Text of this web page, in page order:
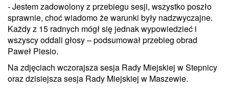
- Jestem zadowolony z przebiegu sesji, wszystko poszło
sprawnie, choć wiadomo że warunki były nadzwyczajne.
Każdy z 15 radnych mógł się jednak wypowiedzieć i
wszyscy oddali głosy – podsumował przebieg obrad
Paweł Piesio.
Na zdjęciach wczorajsza sesja Rady Miejskiej w Stepnicy
oraz dzisiejsza sesja Rady Miejskiej w Maszewie.